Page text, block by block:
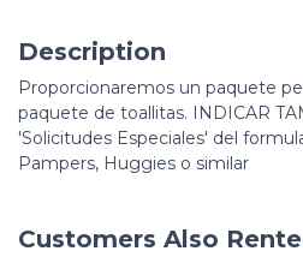
Description
Proporcionaremos un paquete
paquete de toallitas. INDICAR
'Solicitudes Especiales' del
Pampers, Huggies o similar
Customers Also